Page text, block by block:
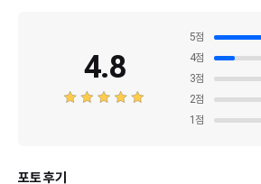
4.8
5점
4점
3점
2점
1 점
포토 후기